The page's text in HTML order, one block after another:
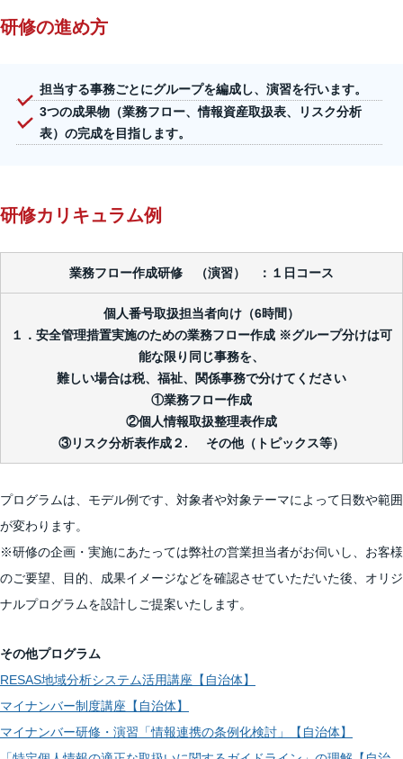
研修の進め方
担当する事務ごとにグループを編成し、演習を行います。
3つの成果物（業務フロー、情報資産取扱表、リスク分析
表）の完成を目指します。
研修カリキュラム例
業務フロー作成研修 （演習） ：１日コース
個人番号取扱担当者向け（6時間）
１．安全管理措置実施のための業務フロー作成 ※グループ分けは可
能な限り同じ事務を、
難しい場合は税、福祉、関係事務で分けてください
①業務フロー作成
②個人情報取扱整理表作成
③リスク分析表作成２. その他（トピックス等）
プログラムは、モデル例です、対象者や対象テーマによって日数や範囲
が変わります。
※研修の企画・実施にあたっては弊社の営業担当者がお伺いし、お客様
のご要望、目的、成果イメージなどを確認させていただいた後、オリジ
ナルプログラムを設計しご提案いたします。
その他プログラム
RESAS地域分析システム活用講座【自治体】
マイナンバー制度講座【自治体】
マイナンバー研修・演習「情報連携の条例化検討」【自治体】